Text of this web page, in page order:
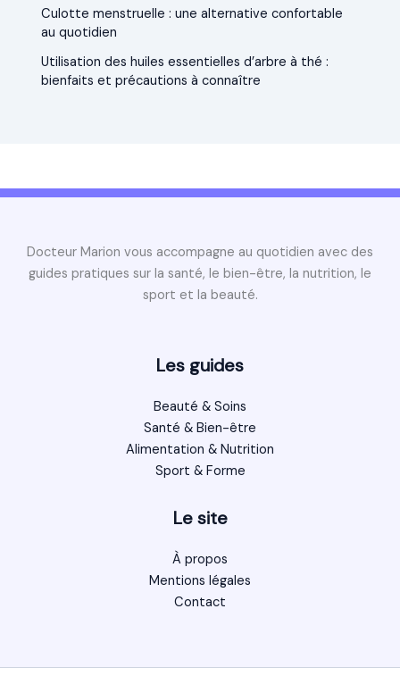
Culotte menstruelle : une alternative confortable
au quotidien
Utilisation des huiles essentielles d’arbre à thé :
bienfaits et précautions à connaître
Docteur Marion vous accompagne au quotidien avec des
guides pratiques sur la santé, le bien-être, la nutrition, le
sport et la beauté.
Les guides
Beauté & Soins
Santé & Bien-être
Alimentation & Nutrition
Sport & Forme
Le site
À propos
Mentions légales
Contact